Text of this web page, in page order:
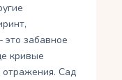
забавное
кривые
Сад